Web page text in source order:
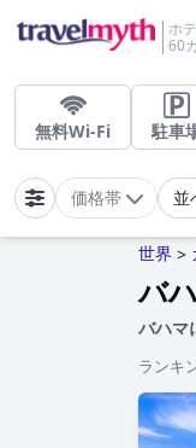
ホ
60
無料Wi-Fi 駐車
価格帯 並
世界 >
バ
バハマ
ランキ